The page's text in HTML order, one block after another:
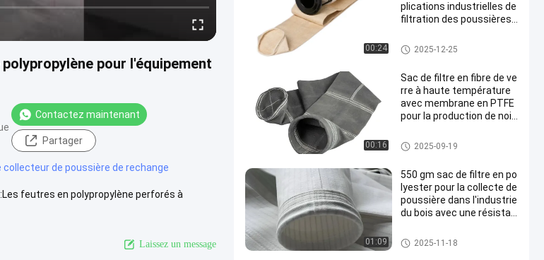
pour l'équipement
Contactez maintenant
Partager
collecteur de poussière de rechange
feutres en polypropylène perforés à
Laissez un message
00:24
plications industrielles de
filtration des poussières
à l'air supérieure et une ré
sistance aux températur
Sacs filtrants pour collecteur d
e poussière
2025-12-25
00:16
Sac de filtre en fibre de ve
rre à haute température
avec membrane en PTFE
pour la production de noir
sacs à filtres en fibre de verre
2025-09-19
01:09
550 gm sac de filtre en po
lyester pour la collecte de
poussière dans l'industrie
du bois avec une résistan
Sachet filtre de polyester
2025-11-18